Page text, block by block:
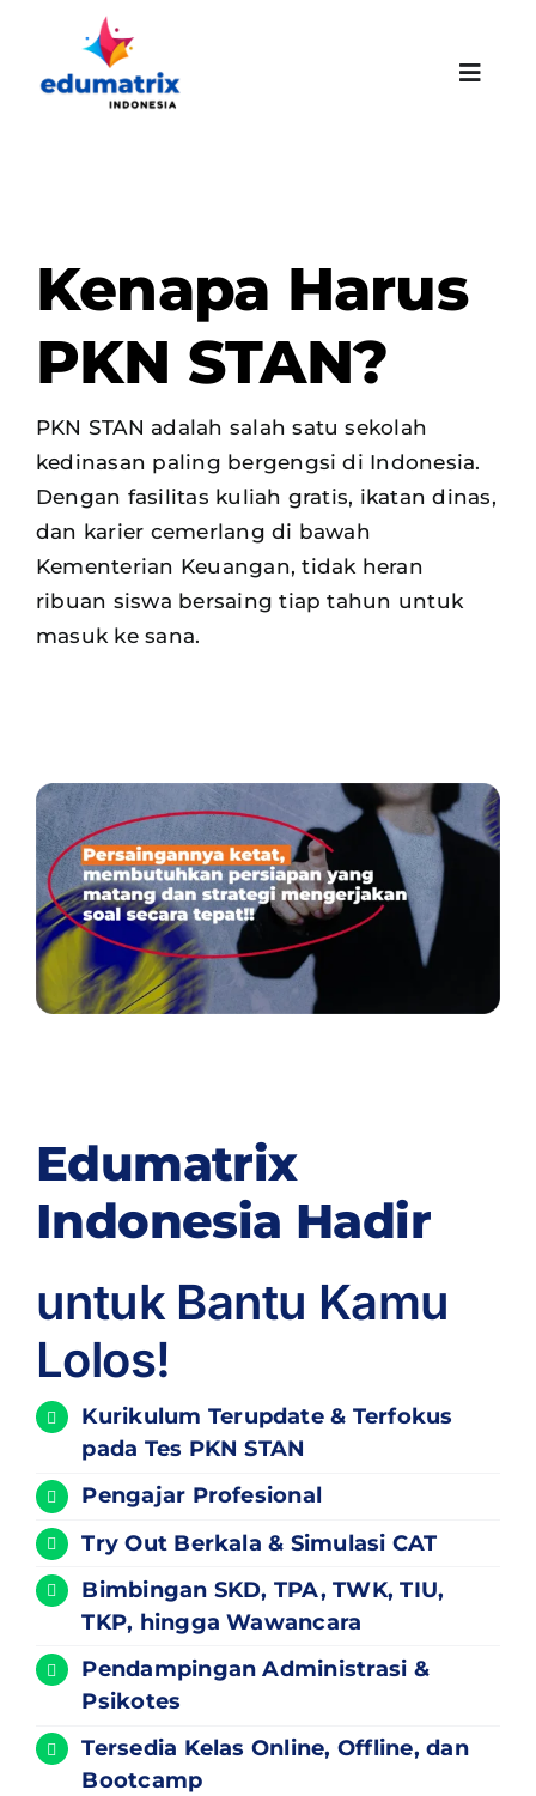
content
Toggle
Kenapa Harus
PKN STAN?
PKN STAN adalah salah satu sekolah
kedinasan paling bergengsi di Indonesia.
Dengan fasilitas kuliah gratis, ikatan dinas,
dan karier cemerlang di bawah
Kementerian Keuangan, tidak heran
ribuan siswa bersaing tiap tahun untuk
masuk ke sana.
Edumatrix
Indonesia Hadir
untuk Bantu Kamu
Lolos!
Kurikulum Terupdate& Terfokus
pada Tes PKN STAN
Pengajar Profesional
Try Out Berkala & Simulasi CAT
Bimbingan SKD, TPA, TWK, TIU,
TKP, hingga Wawancara
Pendampingan Administrasi &
Psikotes
Tersedia Kelas Online, Offline, dan
Bootcamp